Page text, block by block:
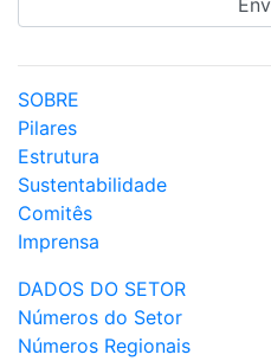
SOBRE
Pilares
Estrutura
Sustentabilidade
Comitês
Imprensa
DADOS DO SETOR
Números do Setor
Números Regionais